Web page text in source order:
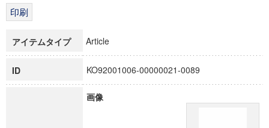
博士課程教育リーディングプログラム「超成熟社会発展のサ
アイテムタイプ Article
ID KO92001006-00000021-0089
画像